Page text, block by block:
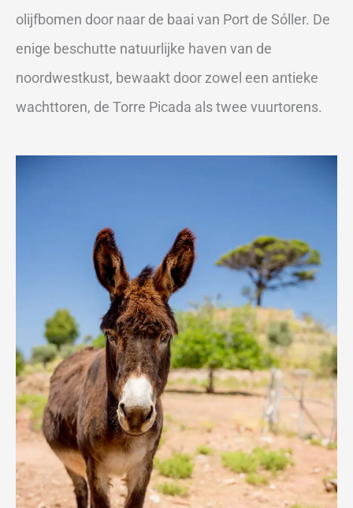
olijfbomen door naar de baai van Port de Sóller. De
enige beschutte natuurlijke haven van de
noordwestkust, bewaakt door zowel een antieke
wachttoren, de Torre Picada als twee vuurtorens.